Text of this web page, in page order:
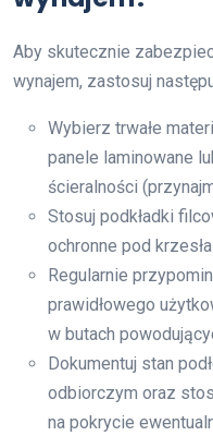
Aby skutecznie
wynajem, zastosuj
Wybierz trwałe
panele laminowane
ścieralności
Stosuj podkładki
ochronne pod
Regularnie
prawidłowego
w butach
Dokumentuj stan
odbiorczym oraz
na pokrycie